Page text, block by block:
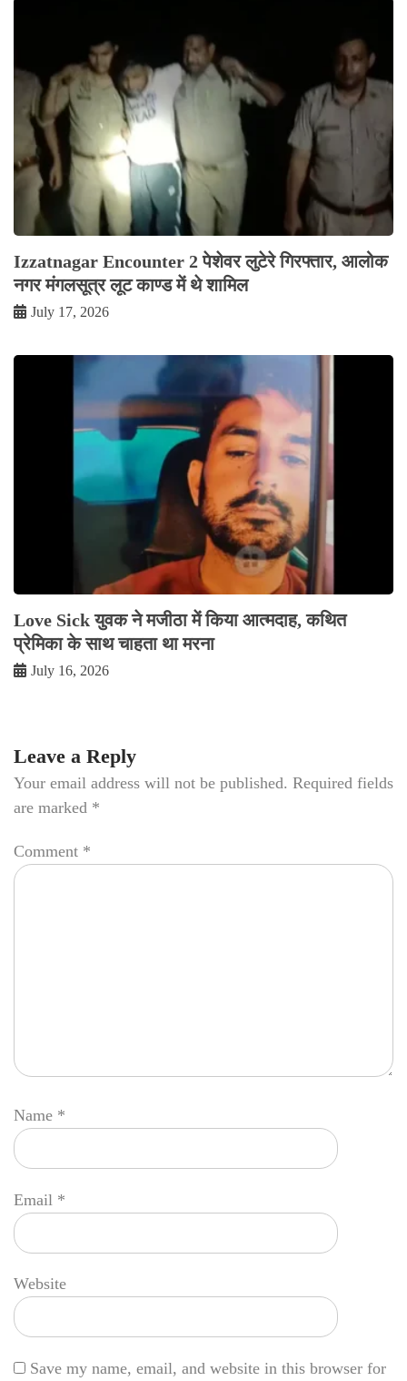
Izzatnagar Encounter 2 पेशेवर लुटेरे गिरफ्तार, आलोक
नगर मंगलसूत्र लूट काण्‍ड में थे शामिल
July 17, 2026
Love Sick युवक ने मजीठा में किया आत्मदाह, कथित
प्रेमिका के साथ चाहता था मरना
July 16, 2026
Leave a Reply
Your email address will not be published. Required fields
are marked *
Comment *
Name *
Email *
Website
Save my name, email, and website in this browser for